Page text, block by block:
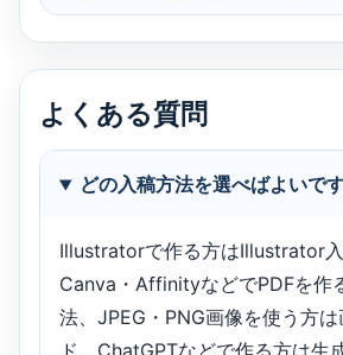
よくある質問
どの入稿方法を選べばよいで
Illustratorで作る方はIllustrator入
Canva・AffinityなどでPDFを作
法、JPEG・PNG画像を使う方は